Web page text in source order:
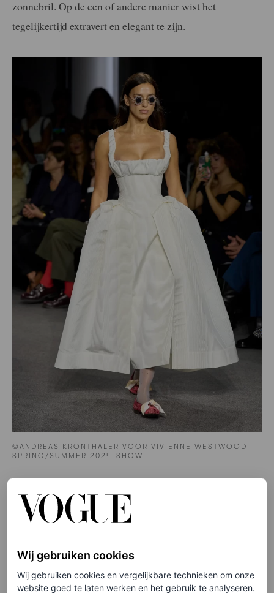
zonnebril. Op de een of andere manier wist het
tegelijkertijd extravert en elegant te zijn.
©ANDREAS KRONTHALER VOOR VIVIENNE WESTWOOD
SPRING/SUMMER 2024-SHOW
Wij gebruiken cookies
Wij gebruiken cookies en vergelijkbare technieken om onze
website goed te laten werken en het gebruik te analyseren.